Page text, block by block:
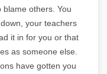
others. You
your teachers
it in for you or that
as someone else.
have gotten you